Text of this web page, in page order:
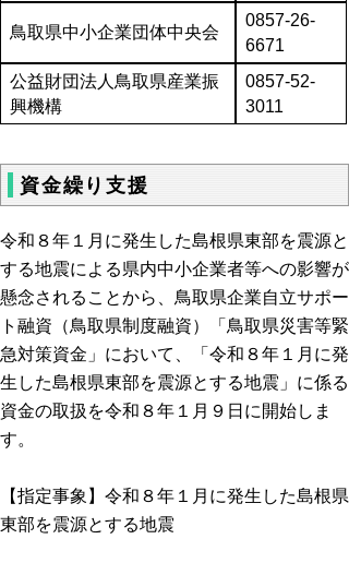
鳥取県中小企業団体中央会
0857-26-
6671
公益財団法人鳥取県産業振
興機構
0857-52-
3011
資金繰り支援
令和８年１月に発生した島根県東部を震源と
する地震による県内中小企業者等への影響が
懸念されることから、鳥取県企業自立サポー
ト融資（鳥取県制度融資）「鳥取県災害等緊
急対策資金」において、「令和８年１月に発
生した島根県東部を震源とする地震」に係る
資金の取扱を令和８年１月９日に開始しま
す。
【指定事象】令和８年１月に発生した島根県
東部を震源とする地震